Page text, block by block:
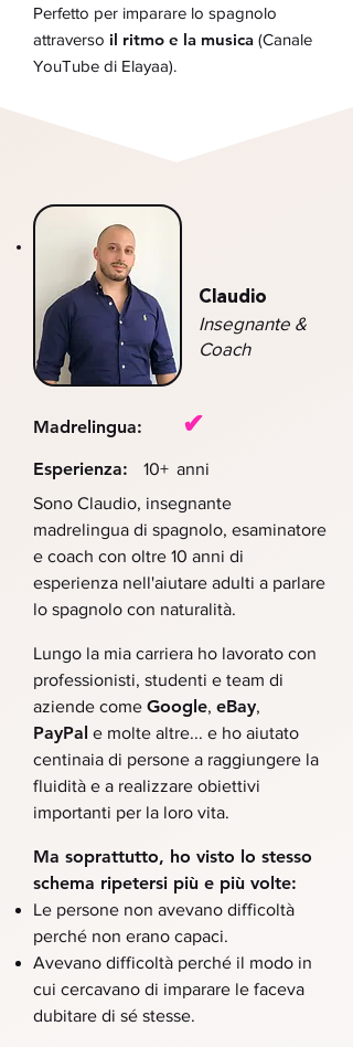
Perfetto per imparare lo spagnolo
attraverso il ritmo e la musica (Canale
YouTube di Elayaa).
Claudio
Insegnante &
Coach
Madrelingua: ✔
Esperienza: 10+ anni
Sono Claudio, insegnante
madrelingua di spagnolo, esaminatore
e coach con oltre 10 anni di
esperienza nell'aiutare adulti a parlare
lo spagnolo con naturalità.
Lungo la mia carriera ho lavorato con
professionisti, studenti e team di
aziende come Google, eBay,
PayPal e molte altre... e ho aiutato
centinaia di persone a raggiungere la
fluidità e a realizzare obiettivi
importanti per la loro vita.
Ma soprattutto, ho visto lo stesso
schema ripetersi più e più volte:
Le persone non avevano difficoltà
perché non erano capaci.
Avevano difficoltà perché il modo in
cui cercavano di imparare le faceva
dubitare di sé stesse​.